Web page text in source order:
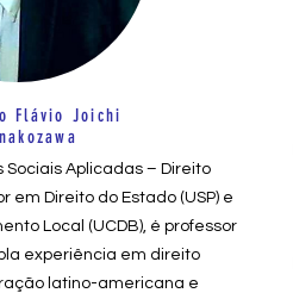
Flávio Joichi
Sociais Aplicadas – Direito
em Direito do Estado (USP) e
Local (UCDB), é professor
experiência em direito
latino-americana e